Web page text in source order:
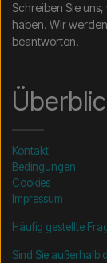
Schreiben Sie
haben. Wir
beantworten.
Kontakt
Bedingungen
Cookies
Impressum
Häufig gestellte
Sind Sie außerhalb